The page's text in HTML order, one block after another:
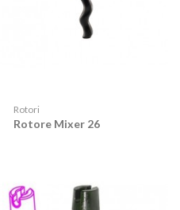
Rotori
Rotore Mixer 26